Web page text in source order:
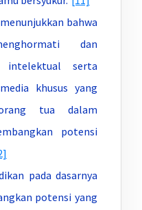
bahwa
dan
intelektual serta
khusus yang
tua dalam
potensi
pada dasarnya
potensi yang